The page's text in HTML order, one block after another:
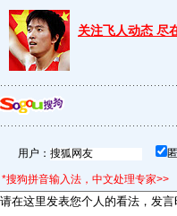
关注飞人动态 尽
用户：
*搜狗拼音输入法，中文处理专家>>